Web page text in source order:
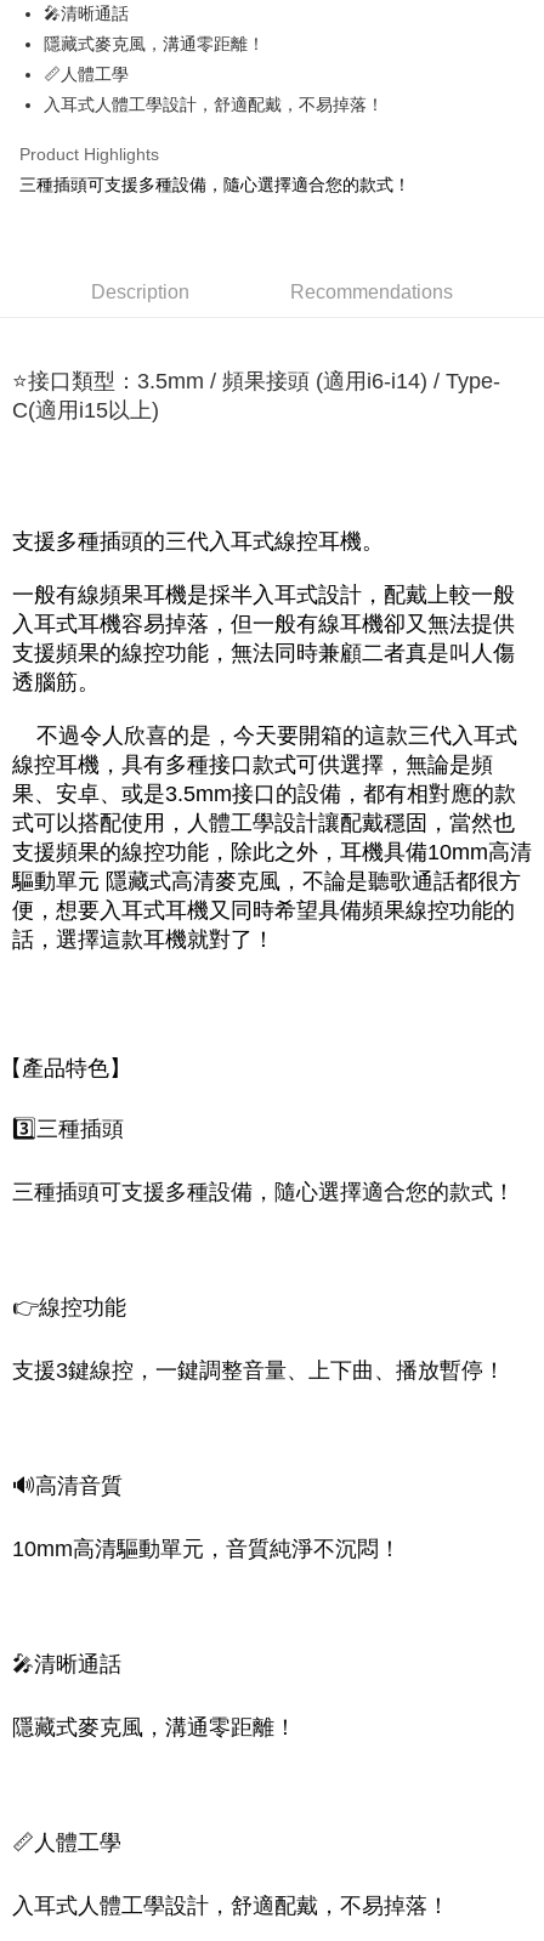
NT$60/order | Free shipping on orders of NT$598 or more
宅配
NT$60/order | Free shipping on orders of NT$800 or more
外島宅配
NT$100/order
🎤清晰通話
隱藏式麥克風，溝通零距離！
📏人體工學
入耳式人體工學設計，舒適配戴，不易掉落！
Product Highlights
三種插頭可支援多種設備，隨心選擇適合您的款式！
Description Recommendations
⭐️接口類型：3.5mm / 頻果接頭 (適用i6-i14) / Type-
C(適用i15以上)
支援多種插頭的三代入耳式線控耳機。
一般有線頻果耳機是採半入耳式設計，配戴上較一般
入耳式耳機容易掉落，但一般有線耳機卻又無法提供
支援頻果的線控功能，無法同時兼顧二者真是叫人傷
透腦筋。
不過令人欣喜的是，今天要開箱的這款三代入耳式
線控耳機，具有多種接口款式可供選擇，無論是頻
果、安卓、或是3.5mm接口的設備，都有相對應的款
式可以搭配使用，人體工學設計讓配戴穩固，當然也
支援頻果的線控功能，除此之外，耳機具備10mm高清
驅動單元 隱藏式高清麥克風，不論是聽歌通話都很方
便，想要入耳式耳機又同時希望具備頻果線控功能的
話，選擇這款耳機就對了！
【產品特色】
3️⃣三種插頭
三種插頭可支援多種設備，隨心選擇適合您的款式！
👉線控功能
支援3鍵線控，一鍵調整音量、上下曲、播放暫停！
🔊高清音質
10mm高清驅動單元，音質純淨不沉悶！
🎤清晰通話
隱藏式麥克風，溝通零距離！
📏人體工學
入耳式人體工學設計，舒適配戴，不易掉落！